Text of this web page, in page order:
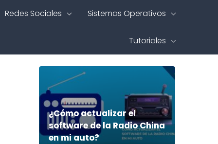
Redes Sociales Sistemas Operativos
Tutoriales
¿Cómo actualizar el
software de la Radio China
en mi auto?